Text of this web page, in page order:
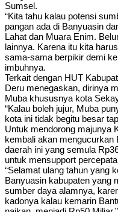
Sumsel.
“Kita tahu kalau potensi
pangan ada di Banyuasin
Lahat dan Muara Enim.
lainnya. Karena itu kita
sama-sama berpikir demi
imbuhnya.
Terkait dengan HUT
Deru menegaskan, dirinya
Muba khususnya kota
“Kalau boleh jujur, Muba
kota ini tidak begitu besar
Untuk mendorong majunya
kembali akan mengucurkan
daerah ini yang semula
untuk mensupport
“Selamat ulang tahun yang
Banyuasin kabupaten yang
sumber daya alamnya,
kadonya kalau kemarin